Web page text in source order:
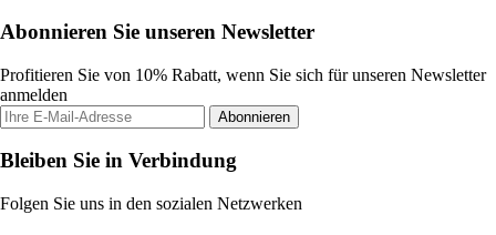
Abonnieren Sie unseren Newsletter
Profitieren Sie von 10% Rabatt, wenn Sie sich für unseren Newsletter
anmelden
Abonnieren
Bleiben Sie in Verbindung
Folgen Sie uns in den sozialen Netzwerken